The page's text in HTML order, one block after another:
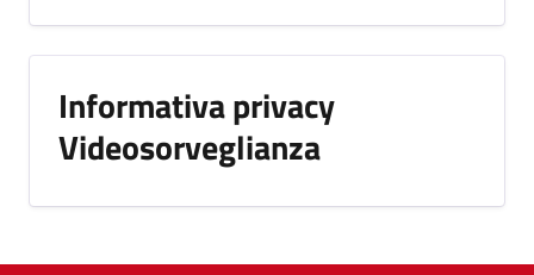
Informativa privacy
Videosorveglianza